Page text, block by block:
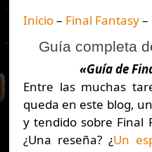
Inicio– Final Fantasy–
Guía completa
«Guía de
Entre las muchas tareas pendientes que nos
queda en este blog,
y tendido sobre Final
¿Una reseña? ¿Un